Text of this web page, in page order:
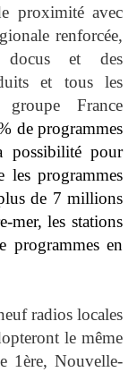
proximité avec
renforcée,
docus et des
et tous les
France
de programmes
possibilité pour
les programmes
de 7 millions
mer, les stations
en
radios locales
le même
1ère, Nouvelle-